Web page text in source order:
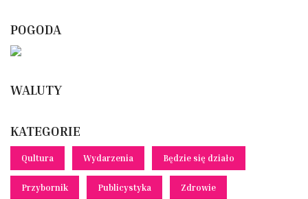
POGODA
WALUTY
KATEGORIE
Qultura Wydarzenia Będzie się działo
Przybornik Publicystyka Zdrowie